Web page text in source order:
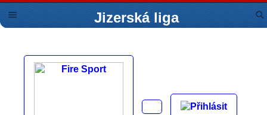
Jizerská liga